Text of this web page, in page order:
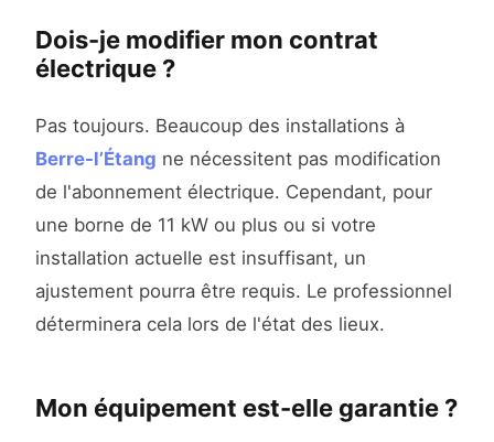
Dois-je modifier mon contrat
électrique ?
Pas toujours. Beaucoup des installations à
Berre-l’Étang ne nécessitent pas modification
de l'abonnement électrique. Cependant, pour
une borne de 11 kW ou plus ou si votre
installation actuelle est insuffisant, un
ajustement pourra être requis. Le professionnel
déterminera cela lors de l'état des lieux.
Mon équipement est-elle garantie ?